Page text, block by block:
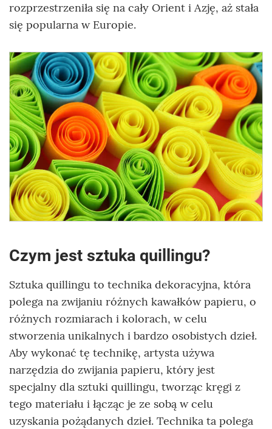
rozprzestrzeniła się na cały Orient i Azję, aż stała
się popularna w Europie.
Czym jest sztuka quillingu?
Sztuka quillingu to technika dekoracyjna, która
polega na zwijaniu różnych kawałków papieru, o
różnych rozmiarach i kolorach, w celu
stworzenia unikalnych i bardzo osobistych dzieł.
Aby wykonać tę technikę, artysta używa
narzędzia do zwijania papieru, który jest
specjalny dla sztuki quillingu, tworząc kręgi z
tego materiału i łącząc je ze sobą w celu
uzyskania pożądanych dzieł. Technika ta polega